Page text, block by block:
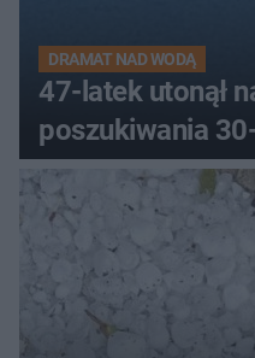
DRAMAT NAD WODĄ
47-latek utonął
poszukiwania